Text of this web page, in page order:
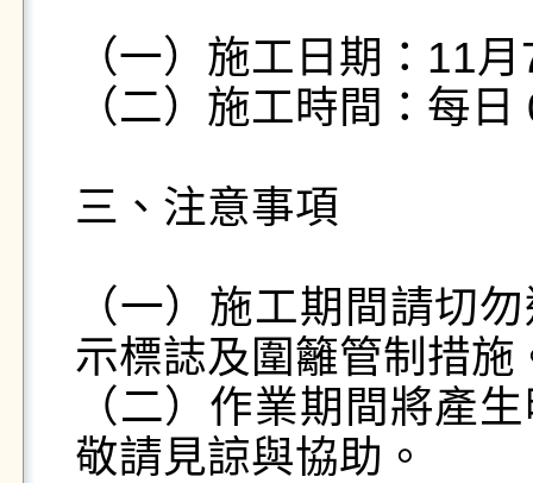
（一）施工日期：11
（二）施工時間：每
三、注意事項
（一）施工期間請切
示標誌及圍籬管制措施
（二）作業期間將產
敬請見諒與協助。